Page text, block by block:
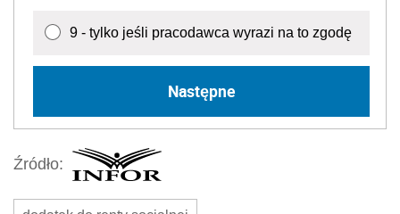
9 - tylko jeśli pracodawca wyrazi na to zgodę
Następne
Źródło: